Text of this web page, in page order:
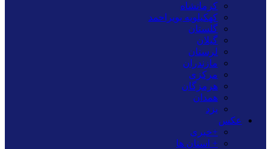
کرمانشاه
کهکیلویه بویراحمد
گلستان
گیلان
لرستان
مازندران
مرکزی
هرمزگان
همدان
یزد
عکس
+خبری
+ استان ها